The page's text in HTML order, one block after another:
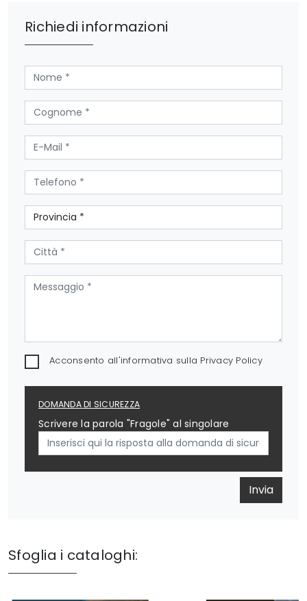
Richiedi informazioni
Acconsento all'informativa sulla Privacy Policy
DOMANDA DI SICUREZZA
Scrivere la parola "Fragole" al singolare
Invia
Sfoglia i cataloghi: